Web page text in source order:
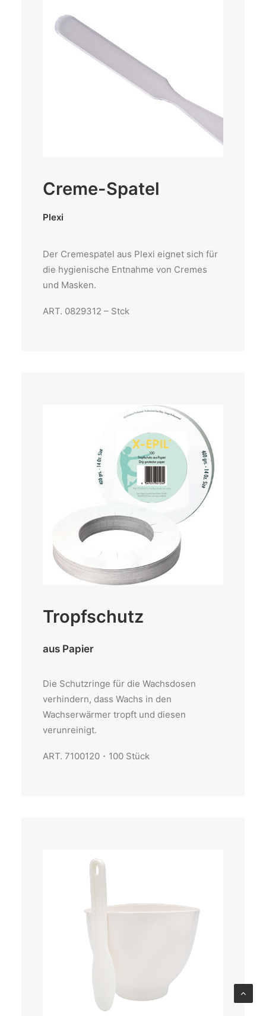
Tropfschutz
aus Papier
Die Schutzringe für die Wachsdosen
verhindern, dass Wachs in den
Wachserwärmer tropft und diesen
verunreinigt.
ART. 7100120・100 Stück
Creme-Spatel
Plexi
Der Cremespatel aus Plexi eignet sich für
die hygienische Entnahme von Cremes
und Masken.
ART. 0829312 – Stck